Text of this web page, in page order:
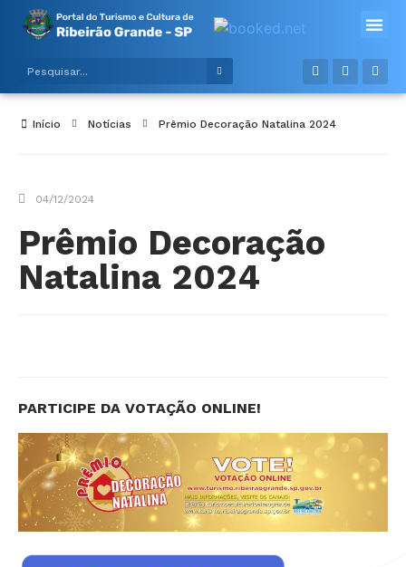
Início Notícias Prêmio Decoração Natalina 2024
04/12/2024
Prêmio Decoração
Natalina 2024
PARTICIPE DA VOTAÇÃO ONLINE!